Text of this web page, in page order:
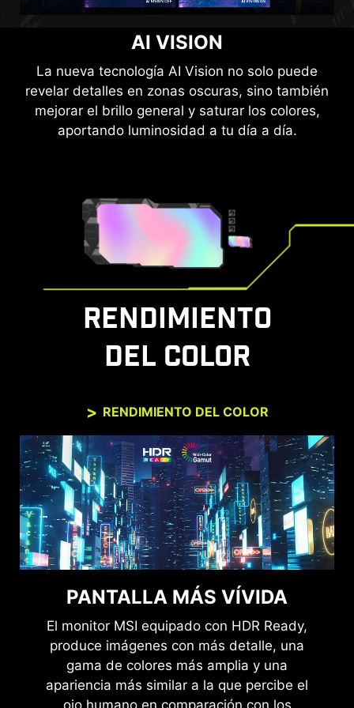
AI VISION
La nueva tecnología AI Vision no solo puede
revelar detalles en zonas oscuras, sino también
mejorar el brillo general y saturar los colores,
aportando luminosidad a tu día a día.
MSI MODO CONSOLA
Después de conectar la tecnología HDMI™ CEC
(Consumer Electronics Control) integrada a los
mandos de PlayStation o Switch, estos se
pueden utilizar para despertar la pantalla con
través del modo Consola MSI. Siéntete libre de
disfrutar de una experiencia de juego sin ningún
tipo de distorsión de la imagen.
RENDIMIENTO
DEL COLOR
RENDIMIENTO DEL COLOR
PANTALLA MÁS VÍVIDA
El monitor MSI equipado con HDR Ready,
produce imágenes con más detalle, una
gama de colores más amplia y una
apariencia más similar a la que percibe el